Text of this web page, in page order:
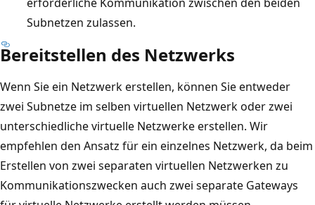
erforderliche Kommunikation zwischen den beiden
Subnetzen zulassen.
Bereitstellen des Netzwerks
Wenn Sie ein Netzwerk erstellen, können Sie entweder
zwei Subnetze im selben virtuellen Netzwerk oder zwei
unterschiedliche virtuelle Netzwerke erstellen. Wir
empfehlen den Ansatz für ein einzelnes Netzwerk, da beim
Erstellen von zwei separaten virtuellen Netzwerken zu
Kommunikationszwecken auch zwei separate Gateways